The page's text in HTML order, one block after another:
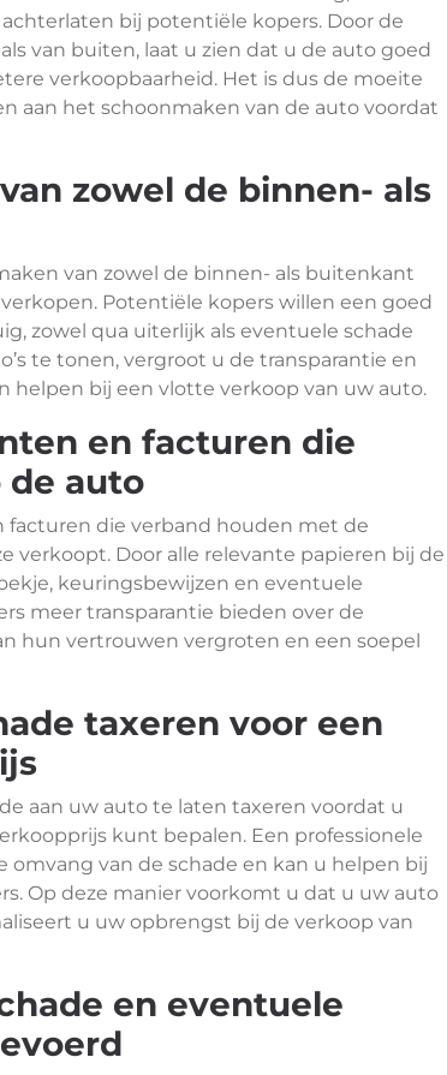
bij potentiële kopers. Door de
van buiten, laat u zien dat u de auto goed
verkoopbaarheid. Het is dus de moeite
aan het schoonmaken van de auto voordat
zowel de binnen- als
van zowel de binnen- als buitenkant
Potentiële kopers willen een goed
zowel qua uiterlijk als eventuele schade
te tonen, vergroot u de transparantie en
helpen bij een vlotte verkoop van uw auto.
en facturen die
auto
facturen die verband houden met de
verkoopt. Door alle relevante papieren bij de
keuringsbewijzen en eventuele
meer transparantie bieden over de
hun vertrouwen vergroten en een soepel
taxeren voor een
aan uw auto te laten taxeren voordat u
kunt bepalen. Een professionele
van de schade en kan u helpen bij
Op deze manier voorkomt u dat u uw auto
u uw opbrengst bij de verkoop van
en eventuele